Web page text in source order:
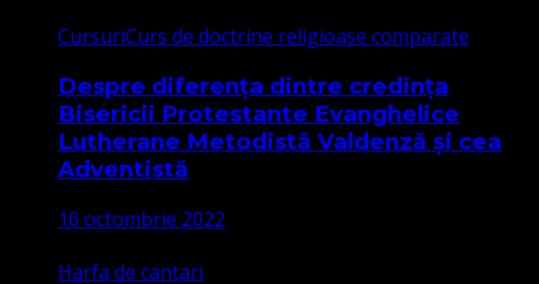
CursuriCurs de doctrine religioase comparate
Despre diferența dintre credința
Bisericii Protestante Evanghelice
Lutherane Metodistă Valdenză și cea
Adventistă
16 octombrie 2022
Harfa de cantari